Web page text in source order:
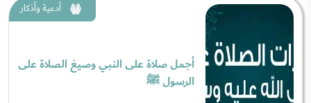
أدعية وأذكار
أجمل صلاة على النبي وصيغ الصلاة على
الرسول ﷺ